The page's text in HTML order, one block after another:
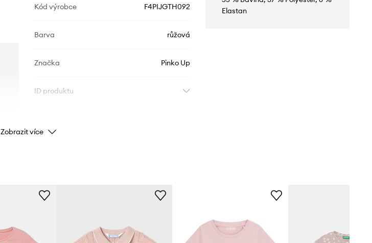
Kód výrobce F4PIJGTH092
Barva růžová
Značka Pinko Up
ID produktu
Elastan
Zobrazit více